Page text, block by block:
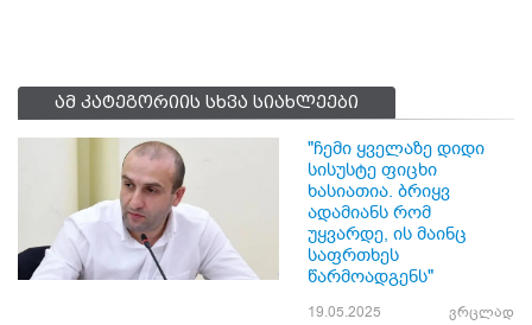
ამ კატეგორიის სხვა სიახლეები
"ჩემი ყველაზე დიდი
სისუსტე ფიცხი
ხასიათია. ბრიყვ
ადამიანს რომ
უყვარდე, ის მაინც
საფრთხეს
წარმოადგენს"
19.05.2025 ვრცლად